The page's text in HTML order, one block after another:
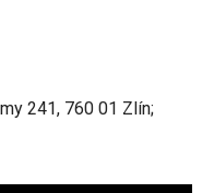
241, 760 01 Zlín;